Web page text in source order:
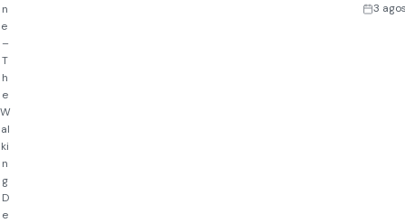
n
e
–
T
h
e
W
al
ki
n
g
D
e
3